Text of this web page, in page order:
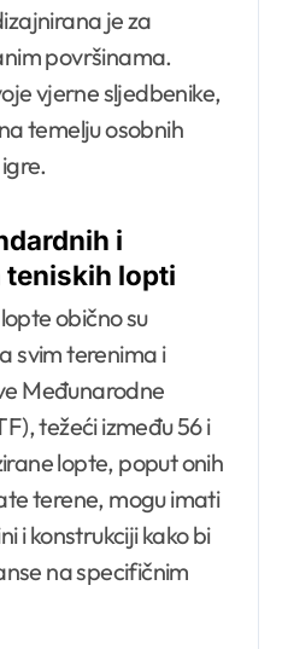
je za
površinama.
vjerne sljedbenike,
temelju osobnih
i
lopti
obično su
svim terenima i
Međunarodne
težeći između 56 i
lopte, poput onih
terene, mogu imati
i konstrukciji kako bi
na specifičnim